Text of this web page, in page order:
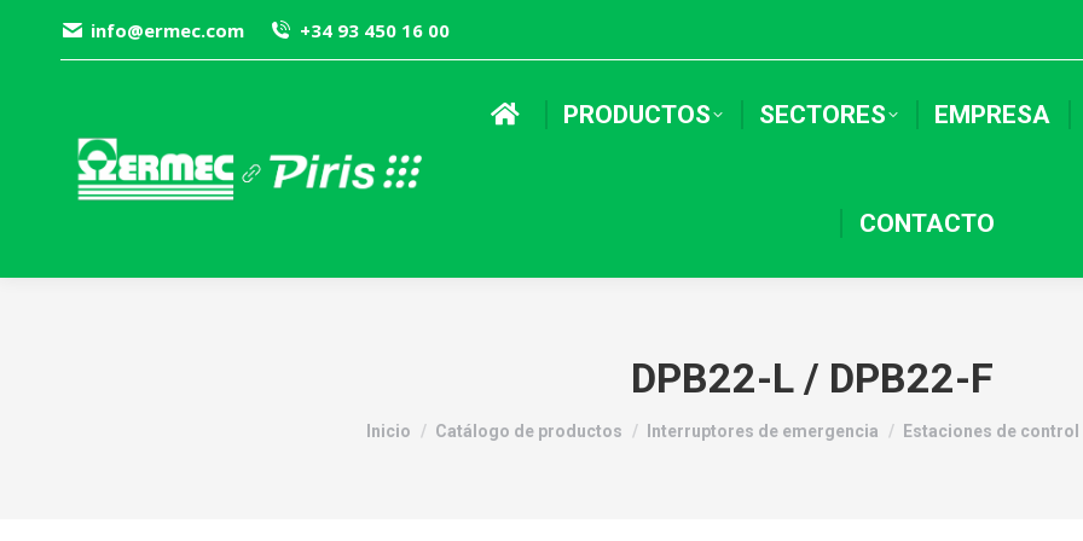
info@ermec.com +34 93 450 16 00
PRODUCTOS SECTORES EMPRESA
CONTACTO
DPB22-L / DPB22-F
Estás aquí:
Inicio Catálogo de productos Interruptores de emergencia Estaciones de control